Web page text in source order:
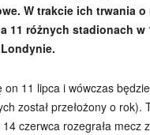
W trakcie ich trwania
11 różnych stadionach
on 11 lipca i wówczas
został przełożony o
14 czerwca rozegrała